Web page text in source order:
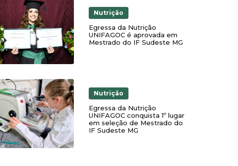
Nutrição
Egressa da Nutrição
UNIFAGOC é aprovada em
Mestrado do IF Sudeste MG
Nutrição
Egressa da Nutrição
UNIFAGOC conquista 1º lugar
em seleção de Mestrado do
IF Sudeste MG